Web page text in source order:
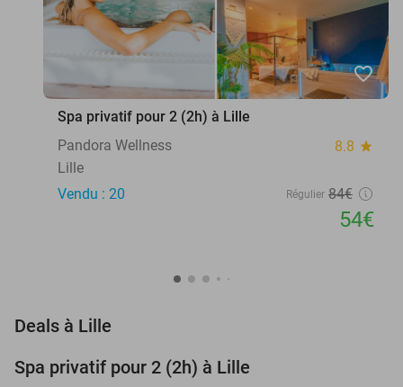
favorite_border
Spa privatif pour 2 (2h) à Lille
Pandora Wellness
8.8 star
Lille
Vendu : 20
Régulier 84€
54€
Deals à Lille
Spa privatif pour 2 (2h) à Lille